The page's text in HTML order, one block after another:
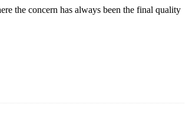
the concern has always been the final quality